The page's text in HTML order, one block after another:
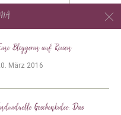
Bloggerin auf Reisen
März 2016
Geschenkidee: Das